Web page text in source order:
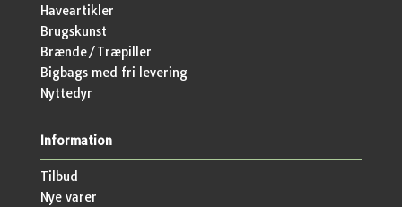
Haveartikler
Brugskunst
Brænde/Træpiller
Bigbags med fri levering
Nyttedyr
Information
Tilbud
Nye varer